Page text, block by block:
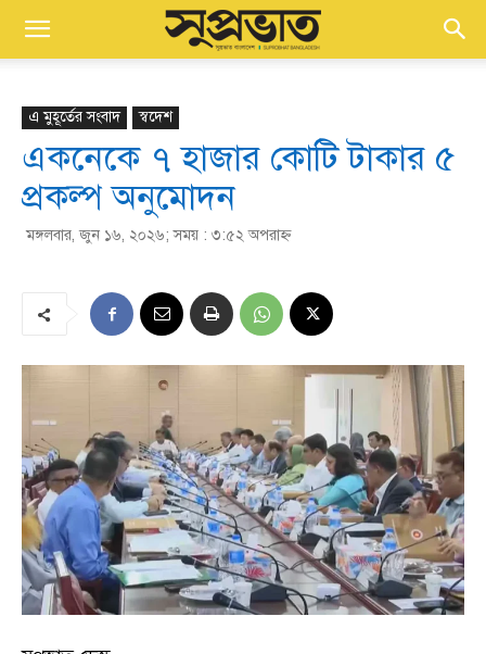
এ মুহূর্তের সংবাদ স্বদেশ
একনেকে ৭ হাজার কোটি টাকার ৫
প্রকল্প অনুমোদন
মঙ্গলবার, জুন ১৬, ২০২৬; সময় : ৩:৫২ অপরাহ্ণ